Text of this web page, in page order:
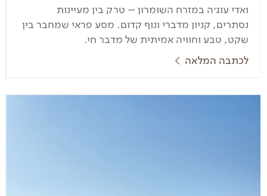
ואדי עוג׳ה במזרח השומרון – טרק בין מעיינות
נסתרים, קניון מדברי ונוף קדום. מסע פראי שמחבר בין
שקט, טבע וחוויה אמיתית של מדבר חי.
לכתבה המלאה